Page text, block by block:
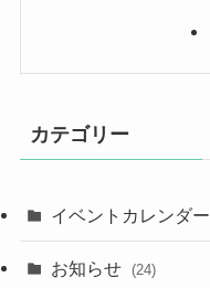
カテゴリー
イベントカレンダー
お知らせ (24)